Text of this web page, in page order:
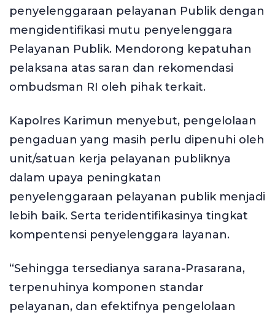
penyelenggaraan pelayanan Publik dengan
mengidentifikasi mutu penyelenggara
Pelayanan Publik. Mendorong kepatuhan
pelaksana atas saran dan rekomendasi
ombudsman RI oleh pihak terkait.
Kapolres Karimun menyebut, pengelolaan
pengaduan yang masih perlu dipenuhi oleh
unit/satuan kerja pelayanan publiknya
dalam upaya peningkatan
penyelenggaraan pelayanan publik menjadi
lebih baik. Serta teridentifikasinya tingkat
kompentensi penyelenggara layanan.
“Sehingga tersedianya sarana-Prasarana,
terpenuhinya komponen standar
pelayanan, dan efektifnya pengelolaan